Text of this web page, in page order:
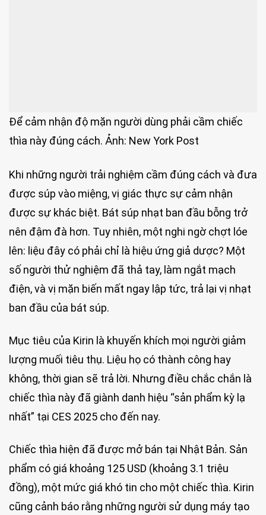
Để cảm nhận độ mặn người dùng phải cầm chiếc
thìa này đúng cách. Ảnh: New York Post
Khi những người trải nghiệm cầm đúng cách và đưa
được súp vào miệng, vị giác thực sự cảm nhận
được sự khác biệt. Bát súp nhạt ban đầu bỗng trở
nên đậm đà hơn. Tuy nhiên, một nghi ngờ chợt lóe
lên: liệu đây có phải chỉ là hiệu ứng giả dược? Một
số người thử nghiệm đã thả tay, làm ngắt mạch
điện, và vị mặn biến mất ngay lập tức, trả lại vị nhạt
ban đầu của bát súp.
Mục tiêu của Kirin là khuyến khích mọi người giảm
lượng muối tiêu thụ. Liệu họ có thành công hay
không, thời gian sẽ trả lời. Nhưng điều chắc chắn là
chiếc thìa này đã giành danh hiệu “sản phẩm kỳ lạ
nhất” tại CES 2025 cho đến nay.
Chiếc thìa hiện đã được mở bán tại Nhật Bản. Sản
phẩm có giá khoảng 125 USD (khoảng 3.1 triệu
đồng), một mức giá khó tin cho một chiếc thìa. Kirin
cũng cảnh báo rằng những người sử dụng máy tạo